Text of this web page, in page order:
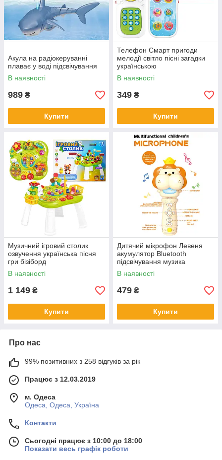
Акула на радіокеруванні
плаває у воді підсвічування
В наявності
989 ₴
Купити
Телефон Смарт пригоди
мелодії світло пісні загадки
українською
В наявності
349 ₴
Купити
Музичний ігровий столик
озвучення українська пісня
гри бізіборд
В наявності
1 149 ₴
Купити
Дитячий мікрофон Левеня
акумулятор Bluetooth
підсвічування музика
В наявності
479 ₴
Купити
Про нас
99% позитивних з 258 відгуків за рік
Працює з 12.03.2019
м. Одеса
Одеса, Одеса, Україна
Контакти
Сьогодні працює з 10:00 до 18:00
Показати весь графік роботи